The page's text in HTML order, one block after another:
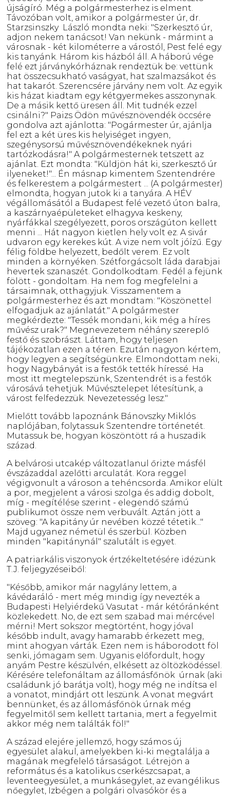
újságíró. Még a polgármesterhez is elment.
Távozóban volt, amikor a polgármester úr, dr.
Starzsinszky László mondta neki: "Szerkesztő úr,
adjon nekem tanácsot! Van nekünk - mármint a
városnak - két kilométerre a várostól, Pest felé egy
kis tanyánk. Három kis házból áll. A háború vége
felé ezt járványkórháznak rendeztük be: vettünk
hat összecsukható vaságyat, hat szalmazsákot és
hat takarót. Szerencsére járvány nem volt. Az egyik
kis házat kiadtam egy kétgyermekes asszonynak.
De a másik kettő üresen áll. Mit tudnék ezzel
csinálni?" Paizs Ödön művésznövendék öccsére
gondolva azt ajánlotta: "Pogármester úr, ajánlja
fel ezt a két üres kis helyiséget ingyen,
szegénysorsú művésznövendékeknek nyári
tartózkodásra!" A polgármesternek tetszett az
ajánlat. Ezt mondta: "Küldjön hát ki, szerkesztő úr
ilyeneket!"... Én másnap kimentem Szentendrére
és felkerestem a polgármestert ... (A polgármester)
elmondta, hogyan jutok ki a tanyára. A HÉV
végállomásától a Budapest felé vezető úton balra,
a kaszárnyaépületeket elhagyva keskeny,
nyárfákkal szegélyezett, poros országúton kellett
menni ... Hát nagyon kietlen hely volt ez. A sivár
udvaron egy kerekes kút. A vize nem volt jóízű. Egy
félig földbe helyezett, bedőlt verem. Ez volt
minden a környéken. Szétforgácsolt láda darabjai
hevertek szanaszét. Gondolkodtam. Fedél a fejünk
fölött - gondoltam. Ha nem fog megfelelni a
társaimnak, otthagyjuk. Visszamentem a
polgármesterhez és azt mondtam: "Köszönettel
elfogadjuk az ajánlatát." A polgármester
megkérdezte: "Tessék mondani, kik még a híres
művész urak?" Megnevezetem néhány szereplő
festő és szobrászt. Láttam, hogy teljesen
tájékozatlan ezen a téren. Ezután nagyon kértem,
hogy legyen a segítségünkre. Elmondottam neki,
hogy Nagybányát is a festők tették híressé. Ha
most itt megtelepszünk, Szentendrét is a festők
városává tehetjük. Művésztelepet létesítünk, a
várost felfedezzük. Nevezetesség lesz."
A patriarkális viszonyok értzékeltetésére idézünk
T.J. feljegyzéseiből:
A belvárosi utcakép változatlanul őrizte másfél
évszázaddal azelőtti arculatát. Kora reggel
végigvonult a városon a tehéncsorda. Amikor elült
a por, megjelent a városi szolga és addig dobolt,
míg - megítélése szerint - elegendő számú
publikumot össze nem verbuvált. Aztán jött a
szöveg: "A kapitány úr nevében közzé tétetik..."
Majd ugyanez németül és szerbül. Közben
minden "kapitánynál" szalutált is egyet.
A század elejére jellemző, hogy számos új
egyesület alakul, amelyekben ki-ki megtalálja a
magának megfelelő társaságot. Létrejön a
református és a katolikus cserkészcsapat, a
leventeegyesület, a munkásegylet, az evangélikus
nőegylet, Izbégen a polgári olvasókör és a
"Később, amikor már nagylány lettem, a
kávédaráló - mert még mindig így nevezték a
Budapesti Helyiérdekű Vasutat - már kétóránként
közlekedett. No, de ezt sem szabad mai mércével
mérni! Mert sokszor megtörtént, hogy jóval
később indult, avagy hamarabb érkezett meg,
mint ahogyan várták. Ezen nem is háborodott föl
senki, jómagam sem. Ugyanis előfordult, hogy
anyám Pestre készülvén, elkésett az öltözködéssel.
Kérésére telefonáltam az állomásfőnök úrnak (aki
családunk jó barátja volt), hogy még ne indítsa el
a vonatot, mindjárt ott leszünk. A vonat megvárt
bennünket, és az állomásfőnök úrnak még
fegyelmitől sem kellett tartania, mert a fegyelmit
akkor még nem találták föl!"
Mielőtt tovább lapoznánk Bánovszky Miklós
naplójában, folytassuk Szentendre történetét.
Mutassuk be, hogyan köszöntött rá a huszadik
század.